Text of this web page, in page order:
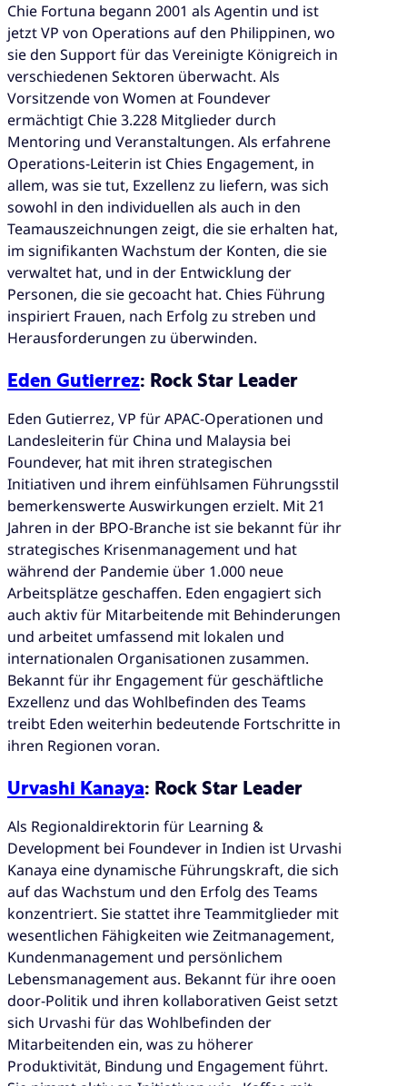
Chie Fortuna begann 2001 als Agentin und ist
jetzt VP von Operations auf den Philippinen, wo
sie den Support für das Vereinigte Königreich in
verschiedenen Sektoren überwacht. Als
Vorsitzende von Women at Foundever
ermächtigt Chie 3.228 Mitglieder durch
Mentoring und Veranstaltungen. Als erfahrene
Operations-Leiterin ist Chies Engagement, in
allem, was sie tut, Exzellenz zu liefern, was sich
sowohl in den individuellen als auch in den
Teamauszeichnungen zeigt, die sie erhalten hat,
im signifikanten Wachstum der Konten, die sie
verwaltet hat, und in der Entwicklung der
Personen, die sie gecoacht hat. Chies Führung
inspiriert Frauen, nach Erfolg zu streben und
Herausforderungen zu überwinden.
Eden Gutierrez: Rock Star Leader
Eden Gutierrez, VP für APAC-Operationen und
Landesleiterin für China und Malaysia bei
Foundever, hat mit ihren strategischen
Initiativen und ihrem einfühlsamen Führungsstil
bemerkenswerte Auswirkungen erzielt. Mit 21
Jahren in der BPO-Branche ist sie bekannt für ihr
strategisches Krisenmanagement und hat
während der Pandemie über 1.000 neue
Arbeitsplätze geschaffen. Eden engagiert sich
auch aktiv für Mitarbeitende mit Behinderungen
und arbeitet umfassend mit lokalen und
internationalen Organisationen zusammen.
Bekannt für ihr Engagement für geschäftliche
Exzellenz und das Wohlbefinden des Teams
treibt Eden weiterhin bedeutende Fortschritte in
ihren Regionen voran.
Urvashi Kanaya: Rock Star Leader
Als Regionaldirektorin für Learning &
Development bei Foundever in Indien ist Urvashi
Kanaya eine dynamische Führungskraft, die sich
auf das Wachstum und den Erfolg des Teams
konzentriert. Sie stattet ihre Teammitglieder mit
wesentlichen Fähigkeiten wie Zeitmanagement,
Kundenmanagement und persönlichem
Lebensmanagement aus. Bekannt für ihre ooen
door-Politik und ihren kollaborativen Geist setzt
sich Urvashi für das Wohlbefinden der
Mitarbeitenden ein, was zu höherer
Produktivität, Bindung und Engagement führt.